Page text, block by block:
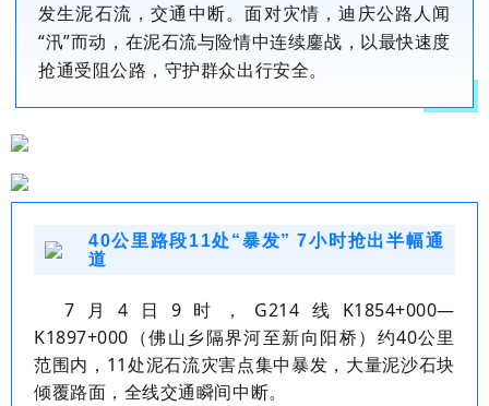
发生泥石流，交通中断。面对灾情，迪庆公路人闻
“汛”而动，在泥石流与险情中连续鏖战，以最快速度
抢通受阻公路，守护群众出行安全。
40公里路段11处“暴发” 7小时抢出半幅通
道
7 月 4 日 9 时， G214 线 K1854+000—
K1897+000 （佛山乡隔界河至新向阳桥）约40公里
范围内， 11处泥石流灾害点集中暴发，大量泥沙石块
倾覆路面，全线交通瞬间中断。